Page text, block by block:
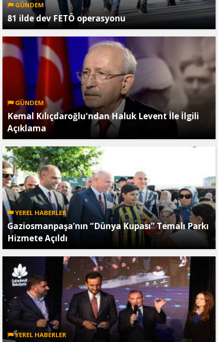
GÜNDEM
81 ilde dev FETÖ operasyonu
GÜNDEM
Kemal Kılıçdaroğlu'ndan Haluk Levent İle İlgili
Açıklama
YEREL HABERLER
Gaziosmanpaşa’nın “Dünya Kupası” Temalı Parkı
Hizmete Açıldı
YEREL HABERLER